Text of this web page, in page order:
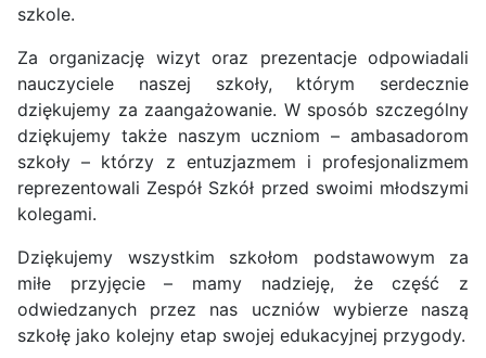
szkole.
Za organizację wizyt oraz prezentacje odpowiadali
nauczyciele naszej szkoły, którym serdecznie
dziękujemy za zaangażowanie. W sposób szczególny
dziękujemy także naszym uczniom – ambasadorom
szkoły – którzy z entuzjazmem i profesjonalizmem
reprezentowali Zespół Szkół przed swoimi młodszymi
kolegami.
Dziękujemy wszystkim szkołom podstawowym za
miłe przyjęcie – mamy nadzieję, że część z
odwiedzanych przez nas uczniów wybierze naszą
szkołę jako kolejny etap swojej edukacyjnej przygody.